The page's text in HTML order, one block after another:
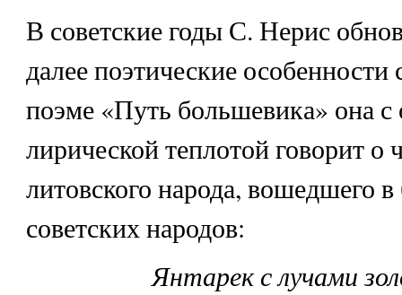
В советские годы С. Нерис
далее поэтические
поэме «Путь большевика» она с
лирической теплотой говорит о
литовского народа, вошедшего
советских народов:
Янтарек с лучами